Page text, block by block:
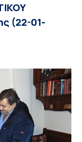
(22-01-